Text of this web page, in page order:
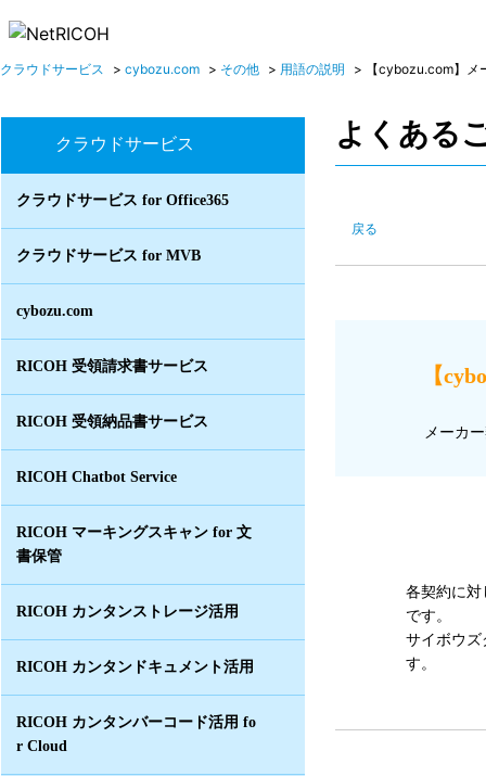
クラウドサービス > cybozu.com > その他 > 用語の説明 > 【cybozu.com】メ
クラウドサービス
クラウドサービス for Office365
クラウドサービス for MVB
cybozu.com
RICOH 受領請求書サービス
RICOH 受領納品書サービス
RICOH Chatbot Service
RICOH マーキングスキャン for 文
書保管
RICOH カンタンストレージ活用
RICOH カンタンドキュメント活用
RICOH カンタンバーコード活用 fo
r Cloud
よくある
戻る
【
メーカ
各契約に
です。
サイボウ
す。